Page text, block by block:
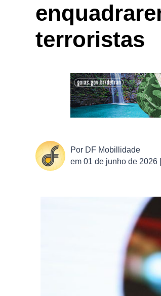
terroristas
Por DF Mobillidade
em 01 de junho de 2026